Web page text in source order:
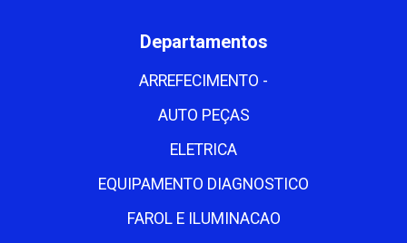
Departamentos
ARREFECIMENTO -
AUTO PEÇAS
ELETRICA
EQUIPAMENTO DIAGNOSTICO
FAROL E ILUMINACAO